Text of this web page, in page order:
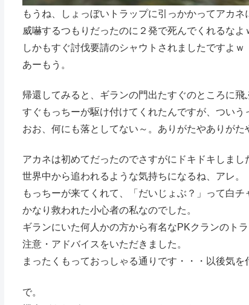
もうね、しょっぼいトラップに引っかかってアカネ
威嚇するつもりだったのに２発で死んでくれるなよ
しかもすぐ討伐要請のシャウトされましたですよｗ
あーもう。
帰還してみると、ギランの門出たすぐのところに飛
すぐもっちーが駆け付けてくれたんですが、つい
おお、何にも落としてない～。ありがたやありがた
アカネは初めてだったのでさすがにドキドキしまし
世界中から追われるような気持ちになるね、アレ。
もっちーが来てくれて、「だいじょぶ？」って白チ
かなり救われた小心者の私なのでした。
ギランにいた何人かの方から有名なPKクランのト
注意・アドバイスをいただきました。
まったくもっておっしゃる通りです・・・以後気を
で。